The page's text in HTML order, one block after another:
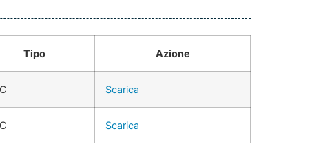
Tipo Azione
Scarica
Scarica